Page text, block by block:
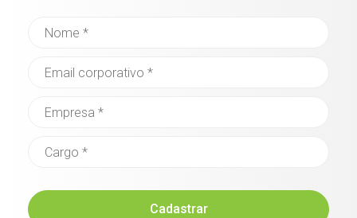
Cadastrar